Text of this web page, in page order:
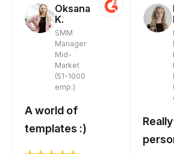
Oksana
K.
SMM
Manager
Mid-
Market
(51-1000
emp.)
A world of
templates :)